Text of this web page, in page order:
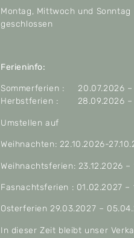
Montag, Mittwoch und Sonntag
geschlossen
Ferieninfo:
Sommerferien : 20.07.2026 –
Herbstferien : 28.09.2026 –
Umstellen auf
Weihnachten: 22.10.2026-
Weihnachtsferien: 23.12.2026 –
Fasnachtsferien : 01.02.2027 –
Osterferien 29.03.2027 –
In dieser Zeit bleibt unser